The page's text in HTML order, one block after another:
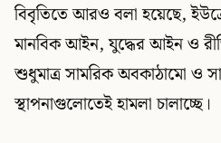
বিবৃতিতে আরও বলা হয়েছে,
মানবিক আইন, যুদ্ধের আইন ও
শুধুমাত্র সামরিক অবকাঠামো ও
স্থাপনাগুলোতেই হামলা চালাচ্ছে।